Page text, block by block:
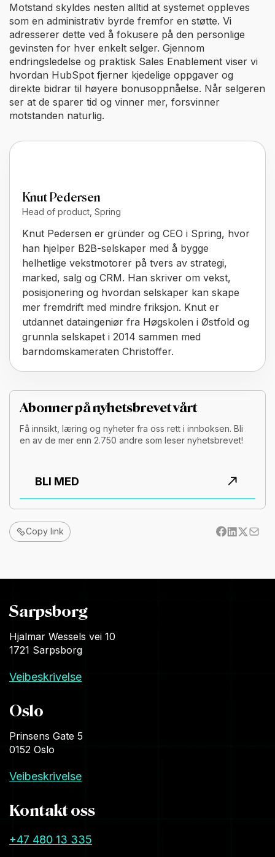
Motstand skyldes nesten alltid at systemet oppleves
som en administrativ byrde fremfor en støtte. Vi
adresserer dette ved å fokusere på den personlige
gevinsten for hver enkelt selger. Gjennom
endringsledelse og praktisk Sales Enablement viser vi
hvordan HubSpot fjerner kjedelige oppgaver og
direkte bidrar til høyere bonusoppnåelse. Når selgeren
ser at de sparer tid og vinner mer, forsvinner
motstanden naturlig.
Knut Pedersen
Head of product, Spring
Knut Pedersen er gründer og CEO i Spring, hvor
han hjelper B2B-selskaper med å bygge
helhetlige vekstmotorer på tvers av strategi,
marked, salg og CRM. Han skriver om vekst,
posisjonering og hvordan selskaper kan skape
mer fremdrift med mindre friksjon. Knut er
utdannet dataingeniør fra Høgskolen i Østfold og
grunnla selskapet i 2014 sammen med
barndomskameraten Christoffer.
Abonner på nyhetsbrevet vårt
Få innsikt, læring og nyheter fra oss rett i innboksen. Bli
en av de mer enn 2.750 andre som leser nyhetsbrevet!
BLI MED
Copy link
Sarpsborg
Hjalmar Wessels vei 10
1721 Sarpsborg
Veibeskrivelse
Oslo
Prinsens Gate 5
0152 Oslo
Veibeskrivelse
Kontakt oss
+47 480 13 335